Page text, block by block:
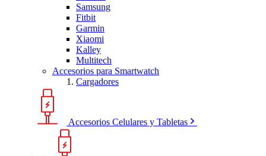
Samsung
Fitbit
Garmin
Xiaomi
Kalley
Multitech
Accesorios para Smartwatch
Cargadores
Accesorios Celulares y Tabletas